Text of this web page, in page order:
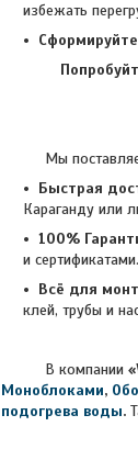
избежать
Мы поставляем
Быстрая
Караганду или
100%
и сертификатами.
Всё для
клей, трубы и
В компании
Моноблоками,
подогрева воды.